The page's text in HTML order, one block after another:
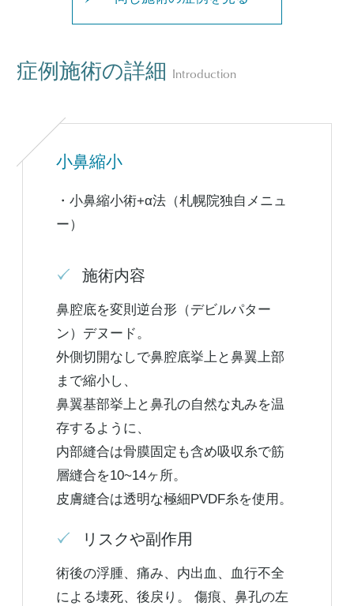
症例施術の詳細 Introduction
小鼻縮小
・小鼻縮小術+α法（札幌院独自メニュ
ー）
施術内容
鼻腔底を変則逆台形（デビルパター
ン）デヌード。
外側切開なしで鼻腔底挙上と鼻翼上部
まで縮小し、
鼻翼基部挙上と鼻孔の自然な丸みを温
存するように、
内部縫合は骨膜固定も含め吸収糸で筋
層縫合を10~14ヶ所。
皮膚縫合は透明な極細PVDF糸を使用。
リスクや副作用
術後の浮腫、痛み、内出血、血行不全
による壊死、後戻り。 傷痕、鼻孔の左